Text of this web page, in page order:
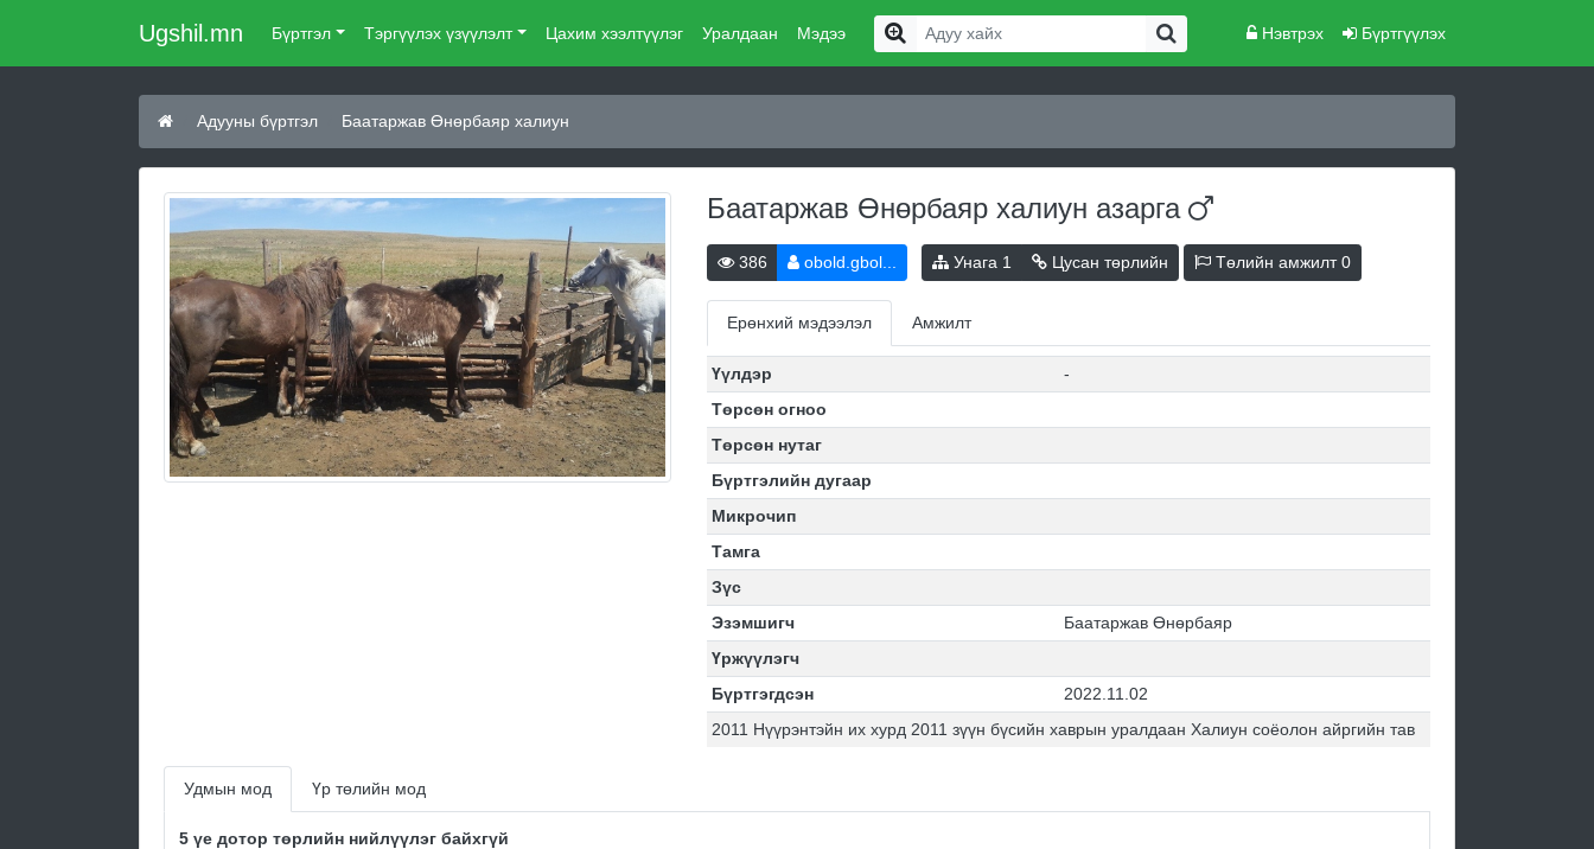
Ugshil.mn Бүртгэл Тэргүүлэх үзүүлэлт Цахим хээлтүүлэг Уралдаан Мэдээ Нэвтрэх Бүртгүүлэх
Адууны бүртгэл Баатаржав Өнөрбаяр халиун
Баатаржав Өнөрбаяр халиун азарга
386 obold.gbol... Унага 1 Цусан төрлийн Төлийн амжилт0
Ерөнхий мэдээлэл Амжилт
Үүлдэр
-
Төрсөн огноо
Төрсөн нутаг
Бүртгэлийн дугаар
Микрочип
Тамга
Зүс
Эзэмшигч
Баатаржав Өнөрбаяр
Үржүүлэгч
Бүртгэгдсэн
2022.11.02
2011 Нүүрэнтэйн их хурд 2011 зүүн бүсийн хаврын уралдаан Халиун соёолон айргийн тав
Удмын мод Үр төлийн мод
5 үе дотор төрлийн нийлүүлэг байхгүй